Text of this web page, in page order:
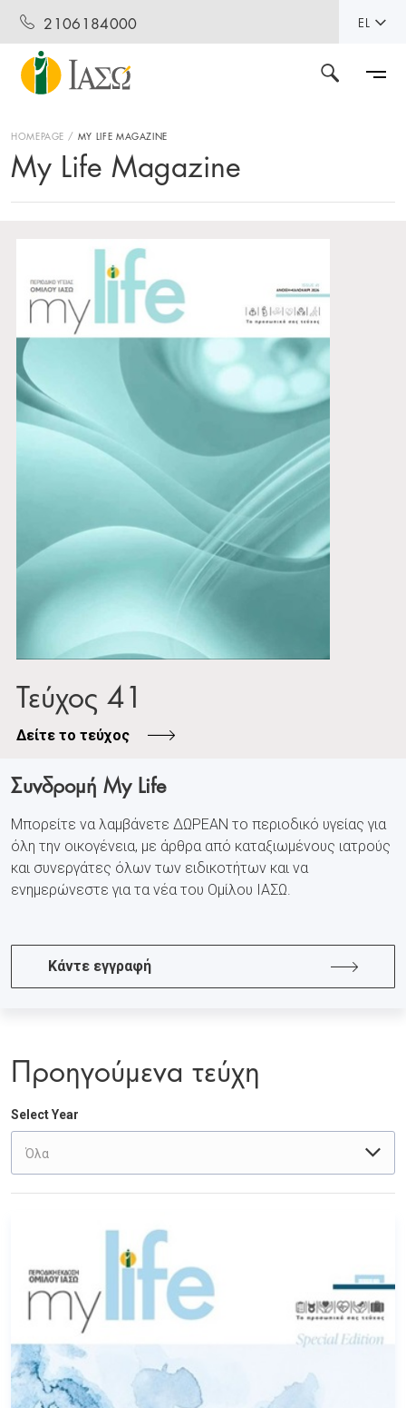
2106184000 EL
HOMEPAGE MY LIFE MAGAZINE
My Life Magazine
Τεύχος 41
Δείτε το τεύχος
Συνδρομή My Life
Μπορείτε να λαμβάνετε ΔΩΡΕΑΝ το περιοδικό υγείας για
όλη την οικογένεια, με άρθρα από καταξιωμένους ιατρούς
και συνεργάτες όλων των ειδικοτήτων και να
ενημερώνεστε για τα νέα του Ομίλου ΙΑΣΩ.
Κάντε εγγραφή
Προηγούμενα τεύχη
Select Year
Όλα